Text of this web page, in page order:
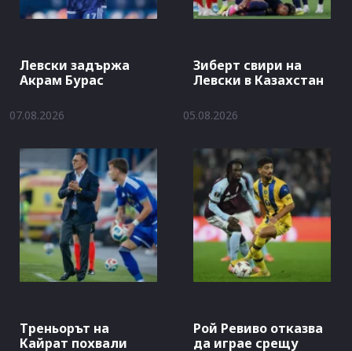
Левски задържа
Акрам Бурас
07.08.2026
Зиберт свири на
Левски в Казахстан
05.08.2026
Треньорът на
Кайрат похвали
Рой Ревиво отказва
да играе срещу